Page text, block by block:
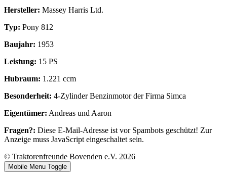
Hersteller: Massey Harris Ltd.
Typ: Pony 812
Baujahr: 1953
Leistung: 15 PS
Hubraum: 1.221 ccm
Besonderheit: 4-Zylinder Benzinmotor der Firma Simca
Eigentümer: Andreas und Aaron
Fragen?: Diese E-Mail-Adresse ist vor Spambots geschützt! Zur
Anzeige muss JavaScript eingeschaltet sein.
© Traktorenfreunde Bovenden e.V. 2026
Mobile Menu Toggle